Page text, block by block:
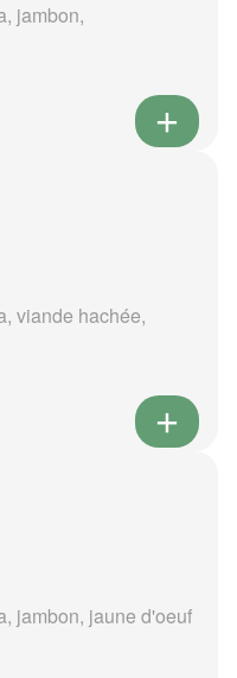
jambon,
viande hachée,
jambon, jaune d'oeuf